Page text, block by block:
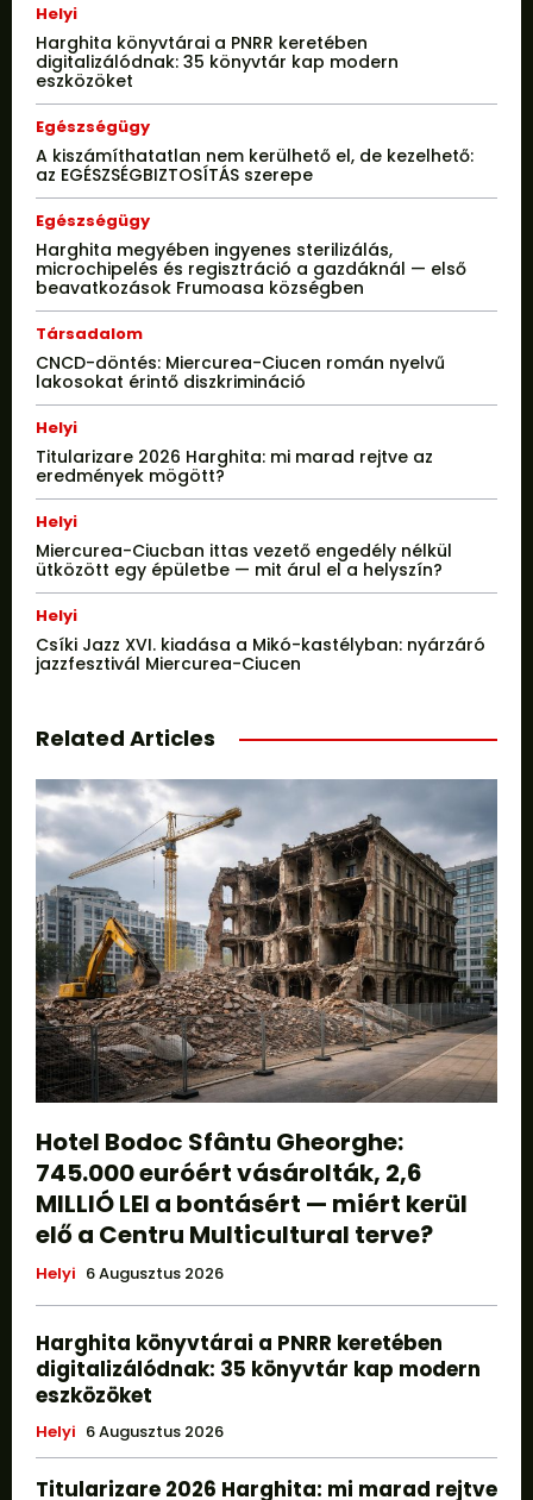
Helyi
Harghita könyvtárai a PNRR keretében
digitalizálódnak: 35 könyvtár kap modern
eszközöket
Egészségügy
A kiszámíthatatlan nem kerülhető el, de kezelhető:
az EGÉSZSÉGBIZTOSÍTÁS szerepe
Egészségügy
Harghita megyében ingyenes sterilizálás,
microchipelés és regisztráció a gazdáknál — első
beavatkozások Frumoasa községben
Társadalom
CNCD-döntés: Miercurea-Ciucen román nyelvű
lakosokat érintő diszkrimináció
Helyi
Titularizare 2026 Harghita: mi marad rejtve az
eredmények mögött?
Helyi
Miercurea-Ciucban ittas vezető engedély nélkül
ütközött egy épületbe — mit árul el a helyszín?
Helyi
Csíki Jazz XVI. kiadása a Mikó-kastélyban: nyárzáró
jazzfesztivál Miercurea-Ciucen
Related Articles
Hotel Bodoc Sfântu Gheorghe:
745.000 euróért vásárolták, 2,6
MILLIÓ LEI a bontásért — miért kerül
elő a Centru Multicultural terve?
Helyi 6 Augusztus 2026
Harghita könyvtárai a PNRR keretében
digitalizálódnak: 35 könyvtár kap modern
eszközöket
Helyi 6 Augusztus 2026
Titularizare 2026 Harghita: mi marad rejtve